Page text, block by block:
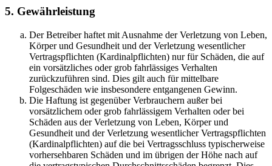
5. Gewährleistung
Der Betreiber haftet mit Ausnahme der Verletzung von Leben,
Körper und Gesundheit und der Verletzung wesentlicher
Vertragspflichten (Kardinalpflichten) nur für Schäden, die auf
ein vorsätzliches oder grob fahrlässiges Verhalten
zurückzuführen sind. Dies gilt auch für mittelbare
Folgeschäden wie insbesondere entgangenen Gewinn.
Die Haftung ist gegenüber Verbrauchern außer bei
vorsätzlichem oder grob fahrlässigem Verhalten oder bei
Schäden aus der Verletzung von Leben, Körper und
Gesundheit und der Verletzung wesentlicher Vertragspflichten
(Kardinalpflichten) auf die bei Vertragsschluss typischerweise
vorhersehbaren Schäden und im übrigen der Höhe nach auf